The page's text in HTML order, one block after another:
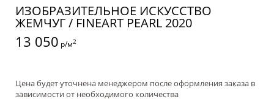
ИЗОБРАЗИТЕЛЬНОЕ ИСКУССТВО
ЖЕМЧУГ / FINEART PEARL 2020
13 050 р/м2
Цена будет уточнена менеджером после оформления заказа в
зависимости от необходимого количества